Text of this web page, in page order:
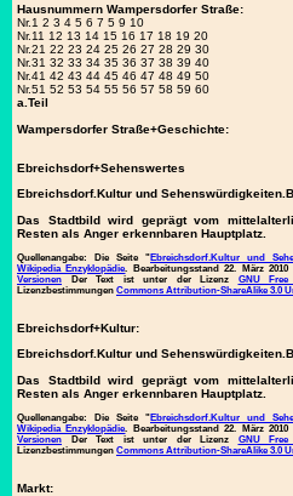
Hausnummern Wampersdorfer Straße:
Nr.1 2 3 4 5 6 7 5 9 10
Nr.11 12 13 14 15 16 17 18 19 20
Nr.21 22 23 24 25 26 27 28 29 30
Nr.31 32 33 34 35 36 37 38 39 40
Nr.41 42 43 44 45 46 47 48 49 50
Nr.51 52 53 54 55 56 57 58 59 60
a.Teil
Wampersdorfer Straße+Geschichte:
Ebreichsdorf+Sehenswertes
Ebreichsdorf.Kultur und
Das Stadtbild wird geprägt vom
Resten als Anger erkennbaren Hauptplatz.
Quellenangabe: Die Seite "Ebreichsdorf.Kultur und
Wikipedia Enzyklopädie. Bearbeitungsstand 22. März
Versionen Der Text ist unter der Lizenz GNU Free
Lizenzbestimmungen Commons Attribution-ShareAlike 3.0
Ebreichsdorf+Kultur:
Ebreichsdorf.Kultur und
Das Stadtbild wird geprägt vom
Resten als Anger erkennbaren Hauptplatz.
Quellenangabe: Die Seite "Ebreichsdorf.Kultur und
Wikipedia Enzyklopädie. Bearbeitungsstand 22. März
Versionen Der Text ist unter der Lizenz GNU Free
Lizenzbestimmungen Commons Attribution-ShareAlike 3.0
Markt: